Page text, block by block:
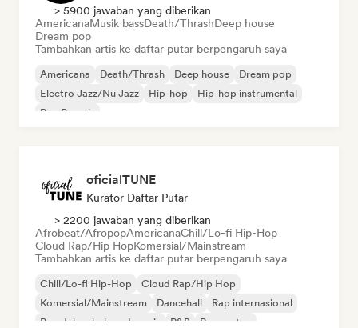
> 5900 jawaban yang diberikan
AmericanaMusik bassDeath/ThrashDeep house
Dream pop
Tambahkan artis ke daftar putar berpengaruh saya
Americana Death/Thrash Deep house
Dream pop
Electro Jazz/Nu Jazz
Hip-hop
Hip-hop instrumental
Rap Prancis
oficialTUNE
Kurator Daftar Putar
> 2200 jawaban yang diberikan
Afrobeat/AfropopAmericanaChill/Lo-fi Hip-Hop
Cloud Rap/Hip HopKomersial/Mainstream
Tambahkan artis ke daftar putar berpengaruh saya
Chill/Lo-fi Hip-Hop
Cloud Rap/Hip Hop
Komersial/Mainstream
Dancehall
Rap internasional
Rap dalam bahasa Inggris
R&B Reggaeton